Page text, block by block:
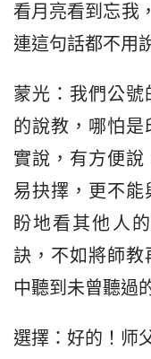
看月亮看到忘我
連這句話都不用
蒙光：我們公
的說教，哪怕
實說，有方便
易抉擇，更不
盼地看其他人
訣，不如將師教
中聽到未曾聽過
選擇：好的！师